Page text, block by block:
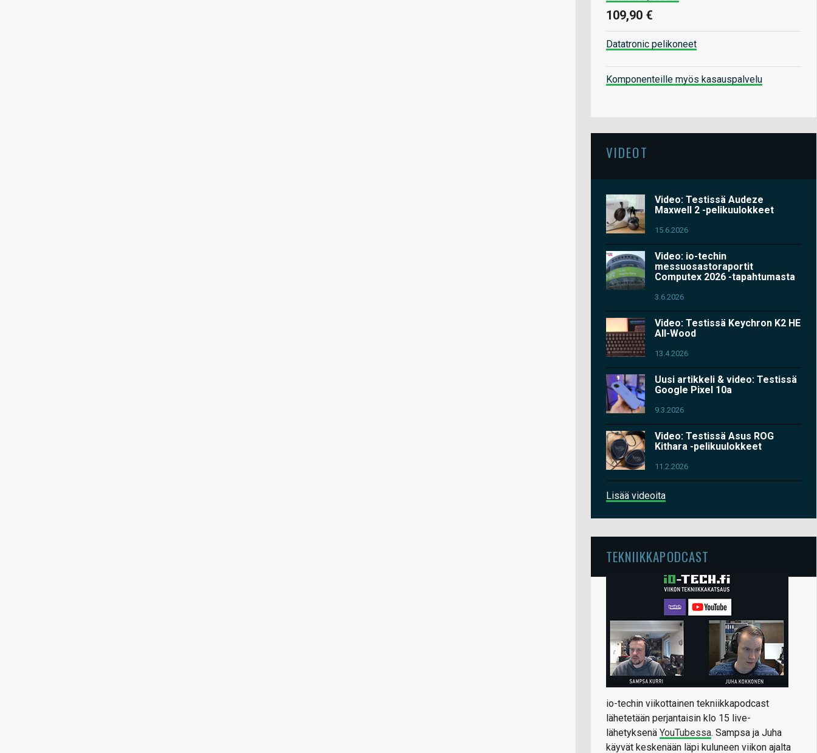
109,90 €
Datatronic pelikoneet
Komponenteille myös kasauspalvelu
VIDEOT
Video: Testissä Audeze
Maxwell 2 -pelikuulokkeet
15.6.2026
Video: io-techin
messuosastoraportit
Computex 2026 -tapahtumasta
3.6.2026
Video: Testissä Keychron K2 HE
All-Wood
13.4.2026
Uusi artikkeli & video: Testissä
Google Pixel 10a
9.3.2026
Video: Testissä Asus ROG
Kithara -pelikuulokkeet
11.2.2026
Lisää videoita
TEKNIIKKAPODCAST
io-techin viikottainen tekniikkapodcast
lähetetään perjantaisin klo 15 live-
lähetyksenä YouTubessa. Sampsa ja Juha
käyvät keskenään läpi kuluneen viikon ajalta